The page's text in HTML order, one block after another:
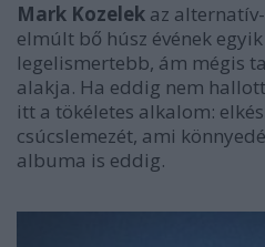
Mark Kozelek az
elmúlt bő húsz évének
legelismertebb, ám mégis
alakja. Ha eddig nem
itt a tökéletes alkalom:
csúcslemezét, ami
albuma is eddig.